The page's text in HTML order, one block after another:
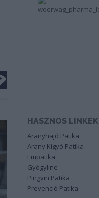
HASZNOS LINKEK
Aranyhajó Patika
Arany Kígyó Patika
Empatika
Gyógyline
Pingvin Patika
Prevenció Patika